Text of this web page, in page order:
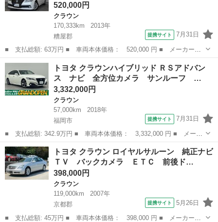
520,000円
クラウン
170,333km
2013年
糟屋郡
提携サイト 7月31日
■ 支払総額: 63万円 ■ 車両本体価格： 520,000 円 ■ メーカー
名： トヨタ ■ 車種名： クラウンハイブリッド ■ グレード
名： ロイヤルサルーン ＨＤＤナビ フルセグ バックカメラ Ｅ
ＴＣ ＨＩＤヘッドラ...
福岡 糟屋郡 クラウン
トヨタ クラウンハイブリッド ＲＳアドバン
ス ナビ 全方位カメラ サンルーフ …
3,332,000円
クラウン
57,000km
2018年
福岡市
提携サイト 7月31日
■ 支払総額: 342.9万円 ■ 車両本体価格： 3,332,000 円 ■ メーカ
ー名： トヨタ ■ 車種名： クラウンハイブリッド ■ グレード
名： ＲＳアドバンス ナビ 全方位カメラ サンルーフ ブライン
ドスポット...
福岡 福岡市 クラウン
トヨタ クラウン ロイヤルサルーン 純正ナビ
ＴＶ バックカメラ ＥＴＣ 前後ド…
398,000円
クラウン
119,000km
2007年
京都郡
提携サイト 5月26日
■ 支払総額: 45万円 ■ 車両本体価格： 398,000 円 ■ メーカー